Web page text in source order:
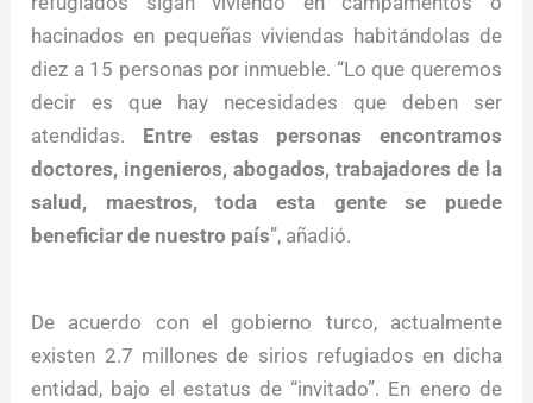
hacinados en pequeñas viviendas habitándolas de
diez a 15 personas por inmueble. “Lo que queremos
decir es que hay necesidades que deben ser
atendidas. Entre estas personas encontramos
doctores, ingenieros, abogados, trabajadores de la
salud, maestros, toda esta gente se puede
beneficiar de nuestro país”, añadió.
De acuerdo con el gobierno turco, actualmente
existen 2.7 millones de sirios refugiados en dicha
entidad, bajo el estatus de “invitado”. En enero de